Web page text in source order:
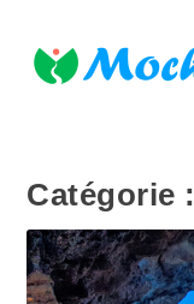
Catégorie :